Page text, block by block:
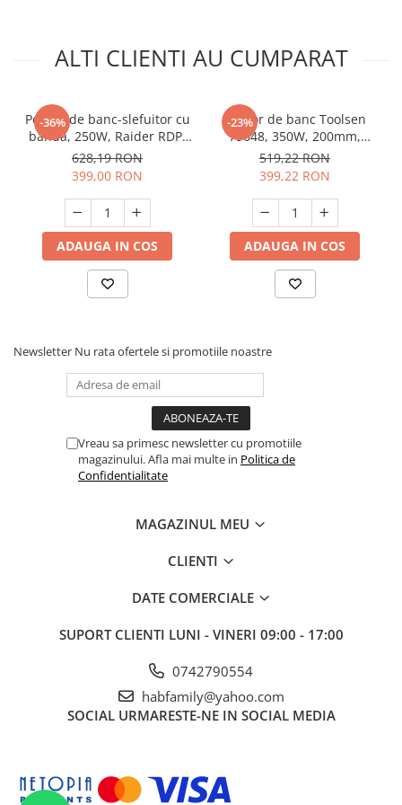
Aparate de aer conditionat
Zootehnie
Foarfeci tuns oi
Incubatoare oua
ALTI CLIENTI AU CUMPARAT
-36%
Polizor de banc-slefuitor cu
banda, 250W, Raider RDP-
BG05, Profesional
628,19 RON
399,00 RON
ADAUGA IN COS
-23%
Polizor de banc Toolsen
79648, 350W, 200mm,
2950/rpm
519,22 RON
399,22 RON
ADAUGA IN COS
Newsletter Nu rata ofertele si promotiile noastre
Vreau sa primesc newsletter cu promotiile
magazinului. Afla mai multe in Politica de
Confidentialitate
MAGAZINUL MEU
CLIENTI
DATE COMERCIALE
SUPORT CLIENTI LUNI - VINERI 09:00 - 17:00
0742790554
habfamily@yahoo.com
SOCIAL URMARESTE-NE IN SOCIAL MEDIA